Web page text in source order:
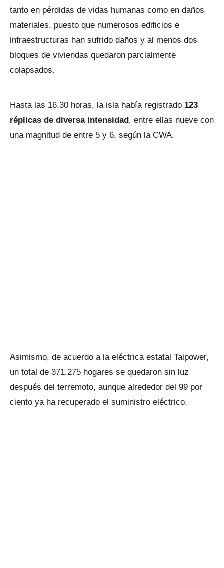
tanto en pérdidas de vidas humanas como en daños
materiales, puesto que numerosos edificios e
infraestructuras han sufrido daños y al menos dos
bloques de viviendas quedaron parcialmente
colapsados.
Hasta las 16.30 horas, la isla había registrado 123
réplicas de diversa intensidad, entre ellas nueve con
una magnitud de entre 5 y 6, según la CWA.
Asimismo, de acuerdo a la eléctrica estatal Taipower,
un total de 371.275 hogares se quedaron sin luz
después del terremoto, aunque alrededor del 99 por
ciento ya ha recuperado el suministro eléctrico.